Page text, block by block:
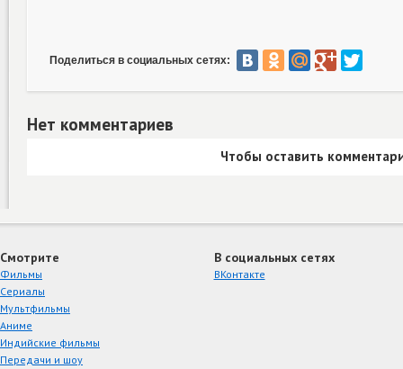
Поделиться в социальных сетях:
Нет комментариев
Чтобы оставить
Смотрите
Фильмы
Сериалы
Мультфильмы
Аниме
Индийские фильмы
Передачи и шоу
В социальных сетях
ВКонтакте